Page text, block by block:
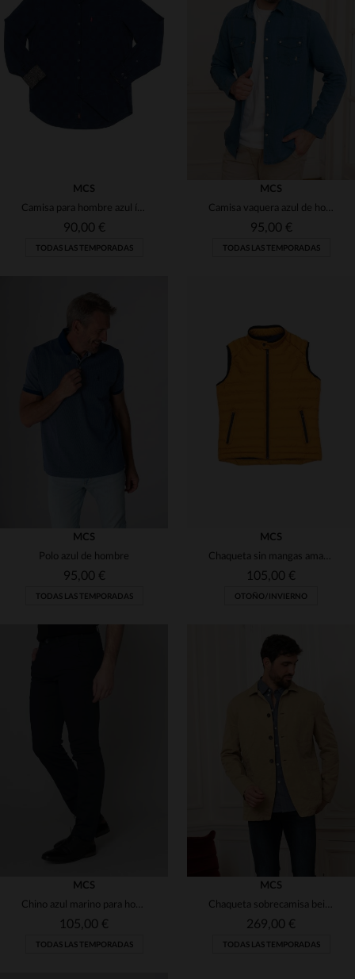
TALLAS DISPONIBLES
MCS
Camisa para hombre azul índigo
90,00 €
TODAS LAS TEMPORADAS
TALLAS DISPONIBLES
MCS
Camisa vaquera azul de hombre
95,00 €
TODAS LAS TEMPORADAS
MCS
Polo azul de hombre
95,00 €
TODAS LAS TEMPORADAS
MCS
Chaqueta sin mangas amarillo mostaza
105,00 €
OTOÑO/INVIERNO
MCS
Chino azul marino para hombre
105,00 €
TODAS LAS TEMPORADAS
MCS
Chaqueta sobrecamisa beige
269,00 €
TODAS LAS TEMPORADAS